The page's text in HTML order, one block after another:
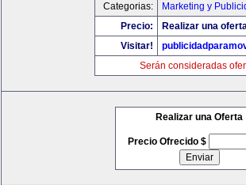
Categorias:
Marketing y
Precio:
Realizar una
Visitar!
Serán consideradas
Realizar una Oferta
Precio Ofrecido $